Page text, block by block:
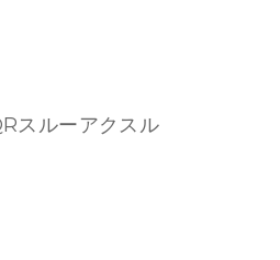
スルーアクスル